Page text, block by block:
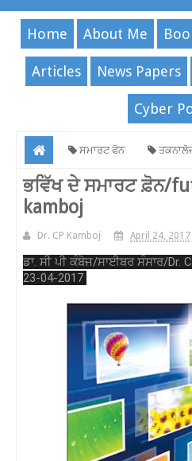
Home About Me
Articles News Papers
Cyber
ਸਮਾਰਟ ਫੋਨ
ਦੇ ਸਮਾਰਟ ਫ਼ੋਨ/future's phone cp kamboj
ਭਵਿੱਖ ਦੇ ਸਮਾਰਟ ਫ਼ੋਨ/
kamboj
Dr. CP Kamboj April 24, 2017
ਡਾ. ਸੀ ਪੀ ਕੰਬੋਜ/ਸਾਈਬਰ ਸੰਸਾਰ/Dr.
23-04-2017